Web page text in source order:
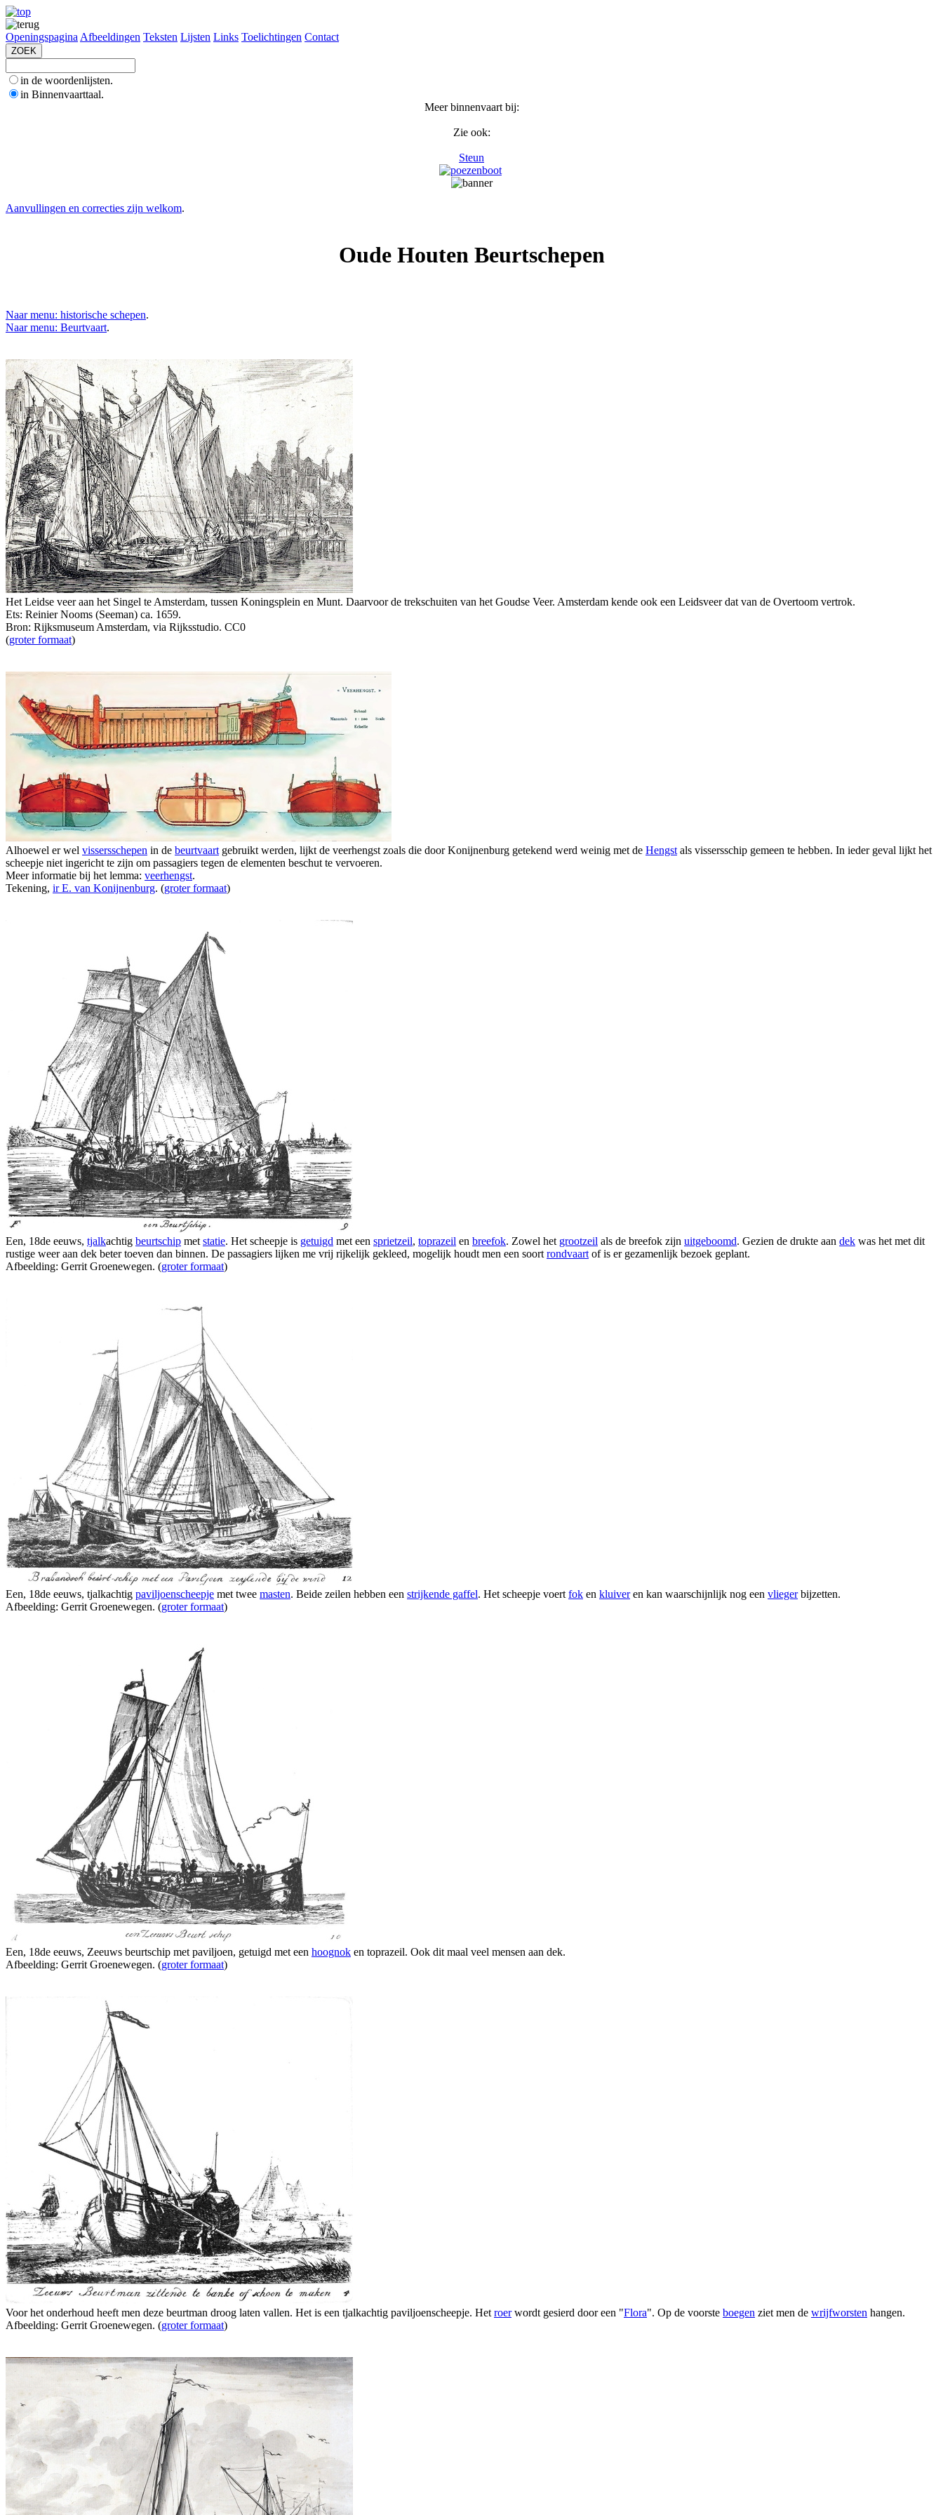
Openingspagina Afbeeldingen Teksten Lijsten Links Toelichtingen Contact
in de woordenlijsten.
in Binnenvaarttaal.
Meer binnenvaart bij:
Zie ook:
Steun
Aanvullingen en correcties zijn welkom.
Oude Houten Beurtschepen
Naar menu: historische schepen.
Naar menu: Beurtvaart.
Het Leidse veer aan het Singel te Amsterdam, tussen Koningsplein en Munt. Daarvoor de trekschuiten van het Goudse Veer. Amsterdam kende ook een Leidsveer dat van de Overtoom vertrok.
Ets: Reinier Nooms (Seeman) ca. 1659.
Bron: Rijksmuseum Amsterdam, via Rijksstudio. CC0
(groter formaat)
Alhoewel er wel vissersschepen in de beurtvaart gebruikt werden, lijkt de veerhengst zoals die door Konijnenburg getekend werd weinig met de Hengst als vissersschip gemeen te hebben. In ieder geval lijkt het
scheepje niet ingericht te zijn om passagiers tegen de elementen beschut te vervoeren.
Meer informatie bij het lemma: veerhengst.
Tekening, ir E. van Konijnenburg. (groter formaat)
Een, 18de eeuws, tjalkachtig beurtschip met statie. Het scheepje is getuigd met een sprietzeil, toprazeil en breefok. Zowel het grootzeil als de breefok zijn uitgeboomd. Gezien de drukte aan dek was het met dit
rustige weer aan dek beter toeven dan binnen. De passagiers lijken me vrij rijkelijk gekleed, mogelijk houdt men een soort rondvaart of is er gezamenlijk bezoek geplant.
Afbeelding: Gerrit Groenewegen. (groter formaat)
Een, 18de eeuws, tjalkachtig paviljoenscheepje met twee masten. Beide zeilen hebben een strijkende gaffel. Het scheepje voert fok en kluiveren kan waarschijnlijk nog een vliegerbijzetten.
Afbeelding: Gerrit Groenewegen. (groter formaat)
Een, 18de eeuws, Zeeuws beurtschip met paviljoen, getuigd met een hoognok en toprazeil. Ook dit maal veel mensen aan dek.
Afbeelding: Gerrit Groenewegen. (groter formaat)
Voor het onderhoud heeft men deze beurtman droog laten vallen. Het is een tjalkachtig paviljoenscheepje. Het roerwordt gesierd door een "Flora". Op de voorste boegen ziet men de wrijfworsten hangen.
Afbeelding: Gerrit Groenewegen. (groter formaat)